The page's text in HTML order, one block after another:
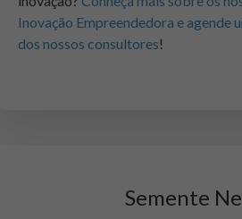
Inovação Empreendedora e agende
dos nossos consultores!
Semente